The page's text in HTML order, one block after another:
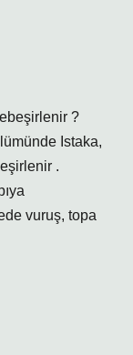
?
Istaka,
.
vuruş, topa